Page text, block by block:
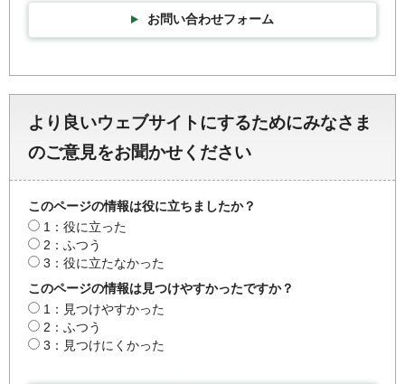
お問い合わせフォーム
より良いウェブサイトにするためにみなさま
のご意見をお聞かせください
このページの情報は役に立ちましたか？
1：役に立った
2：ふつう
3：役に立たなかった
このページの情報は見つけやすかったですか？
1：見つけやすかった
2：ふつう
3：見つけにくかった